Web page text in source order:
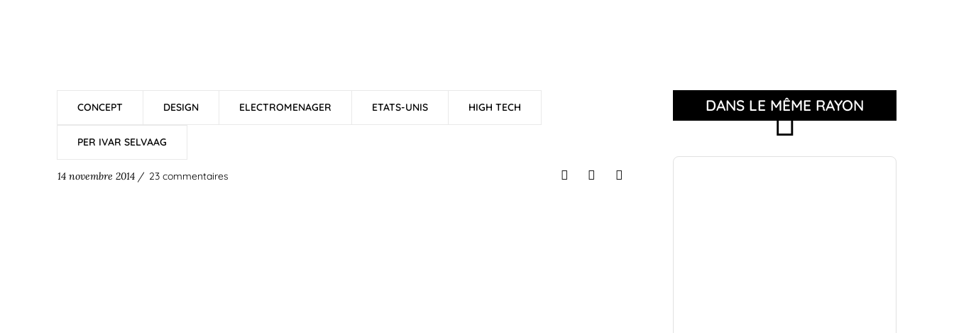
CONCEPT DESIGN ELECTROMENAGER ETATS-UNIS HIGH TECH
PER IVAR SELVAAG
14 novembre 2014 / 23 commentaires
DANS LE MÊME RAYON